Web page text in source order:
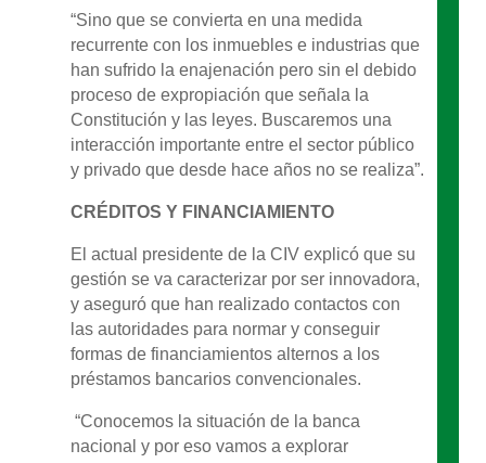
“Sino que se convierta en una medida
recurrente con los inmuebles e industrias que
han sufrido la enajenación pero sin el debido
proceso de expropiación que señala la
Constitución y las leyes. Buscaremos una
interacción importante entre el sector público
y privado que desde hace años no se realiza”.
CRÉDITOS Y FINANCIAMIENTO
El actual presidente de la CIV explicó que su
gestión se va caracterizar por ser innovadora,
y aseguró que han realizado contactos con
las autoridades para normar y conseguir
formas de financiamientos alternos a los
préstamos bancarios convencionales.
“Conocemos la situación de la banca
nacional y por eso vamos a explorar